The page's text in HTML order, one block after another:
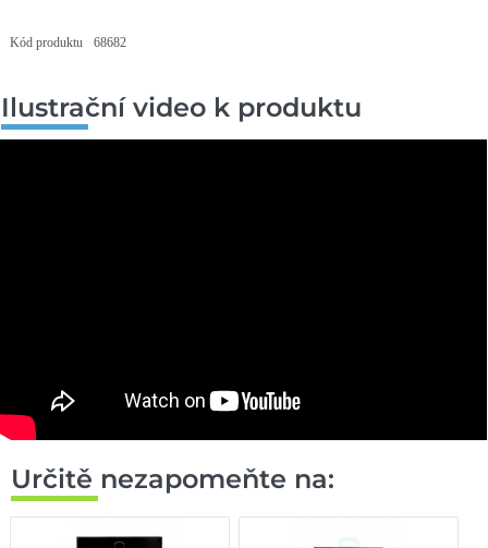
Kód produktu 68682
Ilustrační video k produktu
Určitě nezapomeňte na: